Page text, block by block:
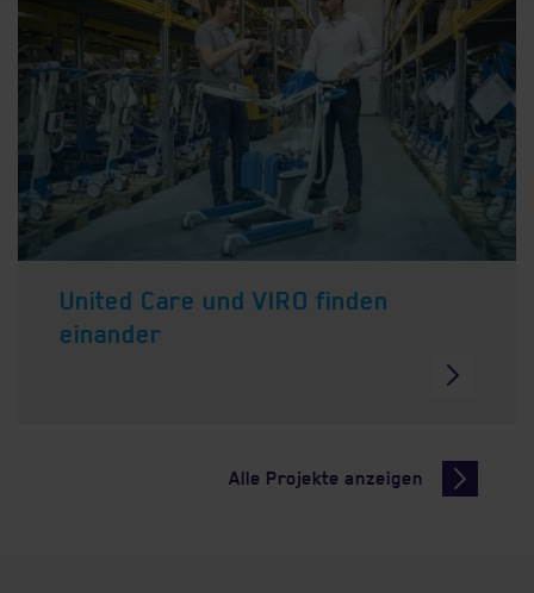
United Care und VIRO finden
einander
Alle Projekte anzeigen